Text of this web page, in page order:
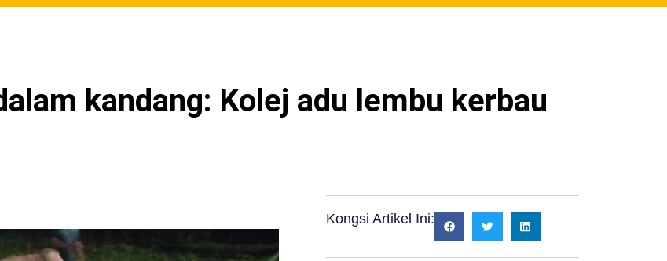
kandang: Kolej adu lembu kerbau
Kongsi Artikel Ini: